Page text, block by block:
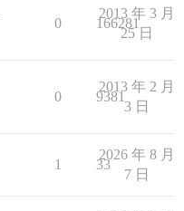
0 166281
2013 年 3 月
25 日
0 9381
2013 年 2 月
3 日
1 33
2026 年 8 月
7 日